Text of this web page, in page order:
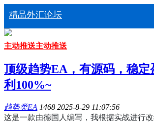
精品外汇论坛
主动推送主动推送
顶级趋势EA，有源码，稳定
利100%~
趋势类EA 1468 2025-8-29 11:07:56
这是一款由德国人编写，我根据实战进行